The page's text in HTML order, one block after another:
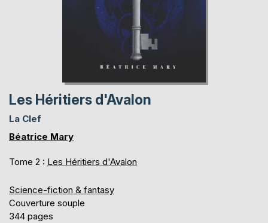
Les Héritiers d'Avalon
La Clef
Béatrice Mary
Tome 2 : Les Héritiers d'Avalon
Science-fiction & fantasy
Couverture souple
344 pages